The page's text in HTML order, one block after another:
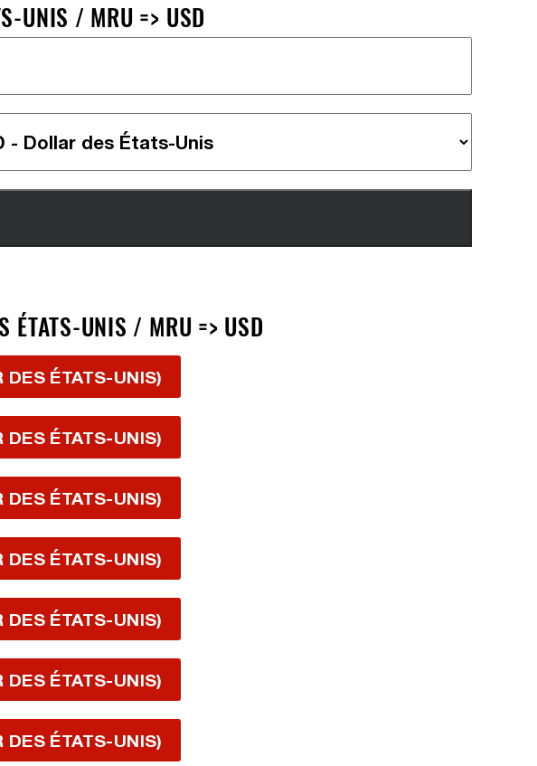
UNIS / MRU => USD
ÉTATS-UNIS / MRU => USD
ÉTATS-UNIS)
ÉTATS-UNIS)
ÉTATS-UNIS)
ÉTATS-UNIS)
ÉTATS-UNIS)
ÉTATS-UNIS)
ÉTATS-UNIS)